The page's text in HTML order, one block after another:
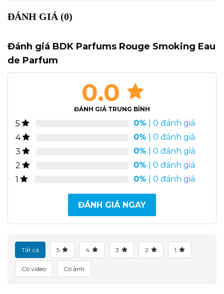
ĐÁNH GIÁ (0)
Đánh giá BDK Parfums Rouge Smoking Eau
de Parfum
0.0
ĐÁNH GIÁ TRUNG BÌNH
5 0% | 0 đánh giá
4
0% | 0 đánh giá
3
0% | 0 đánh giá
2
0% | 0 đánh giá
1
0% | 0 đánh giá
ĐÁNH GIÁ NGAY
Tất cả 5 4 3 2 1
Có video Có ảnh